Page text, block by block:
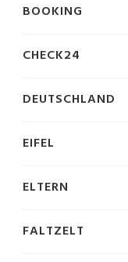
BOOKING
CHECK24
DEUTSCHLAND
EIFEL
ELTERN
FALTZELT